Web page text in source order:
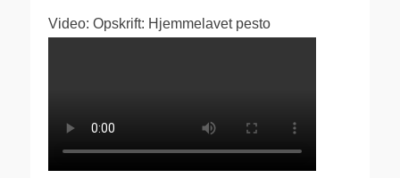
Video: Opskrift: Hjemmelavet pesto